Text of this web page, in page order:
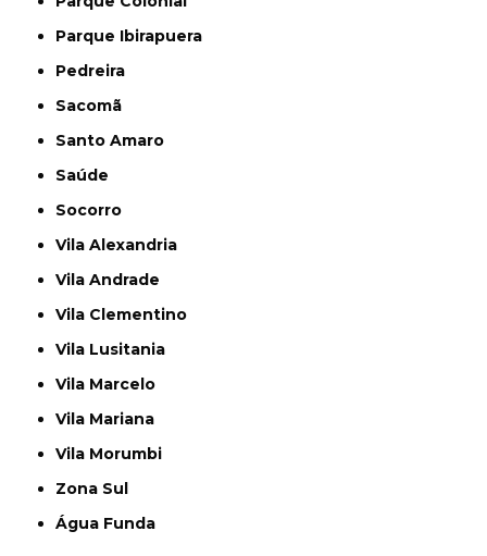
Parque Ibirapuera
Pedreira
Sacomã
Santo Amaro
Saúde
Socorro
Vila Alexandria
Vila Andrade
Vila Clementino
Vila Lusitania
Vila Marcelo
Vila Mariana
Vila Morumbi
Zona Sul
Água Funda